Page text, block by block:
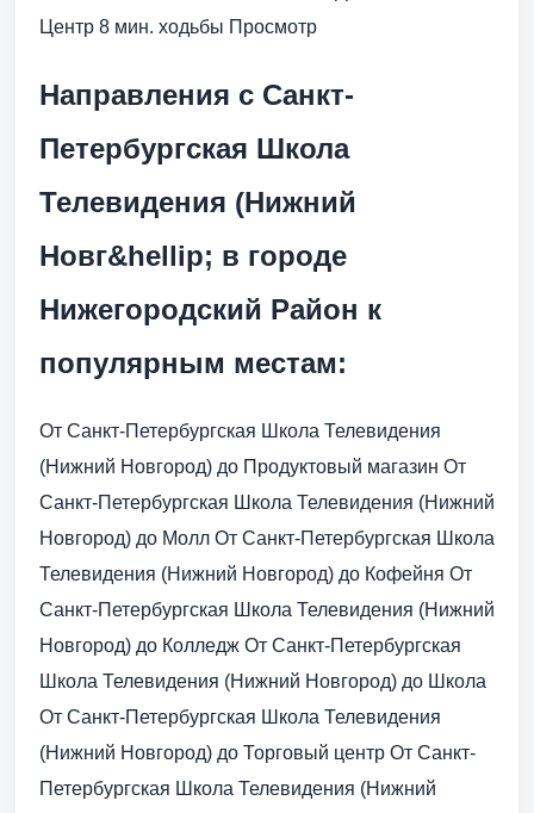
Центр 8 мин. ходьбы Просмотр
Направления с Санкт-
Петербургская Школа
Телевидения (Нижний
Новг&hellip; в городе
Нижегородский Район к
популярным местам:
От Санкт-Петербургская Школа Телевидения
(Нижний Новгород) до Продуктовый магазин От
Санкт-Петербургская Школа Телевидения (Нижний
Новгород) до Молл От Санкт-Петербургская Школа
Телевидения (Нижний Новгород) до Кофейня От
Санкт-Петербургская Школа Телевидения (Нижний
Новгород) до Колледж От Санкт-Петербургская
Школа Телевидения (Нижний Новгород) до Школа
От Санкт-Петербургская Школа Телевидения
(Нижний Новгород) до Торговый центр От Санкт-
Петербургская Школа Телевидения (Нижний